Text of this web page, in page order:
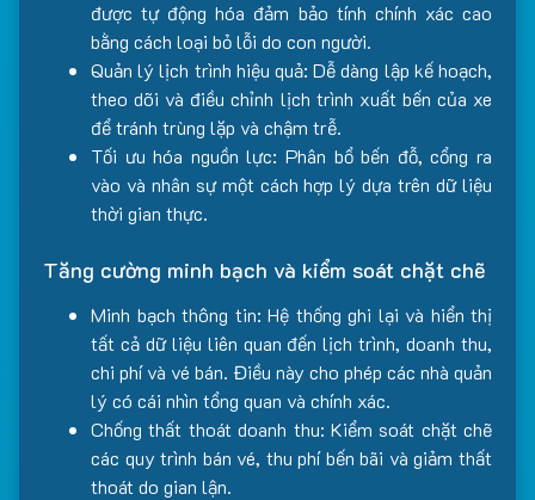
được tự động hóa đảm bảo tính chính xác cao
bằng cách loại bỏ lỗi do con người.
Quản lý lịch trình hiệu quả: Dễ dàng lập kế hoạch,
theo dõi và điều chỉnh lịch trình xuất bến của xe
để tránh trùng lặp và chậm trễ.
Tối ưu hóa nguồn lực: Phân bổ bến đỗ, cổng ra
vào và nhân sự một cách hợp lý dựa trên dữ liệu
thời gian thực.
Tăng cường minh bạch và kiểm soát chặt chẽ
Minh bạch thông tin: Hệ thống ghi lại và hiển thị
tất cả dữ liệu liên quan đến lịch trình, doanh thu,
chi phí và vé bán. Điều này cho phép các nhà quản
lý có cái nhìn tổng quan và chính xác.
Chống thất thoát doanh thu: Kiểm soát chặt chẽ
các quy trình bán vé, thu phí bến bãi và giảm thất
thoát do gian lận.